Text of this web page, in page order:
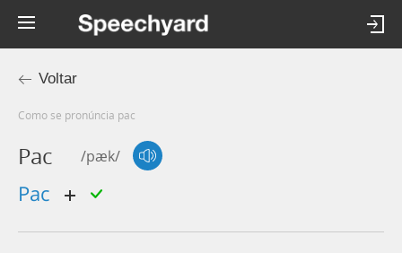
Voltar
Como se pronúncia pac
Pac /pæk/
pac